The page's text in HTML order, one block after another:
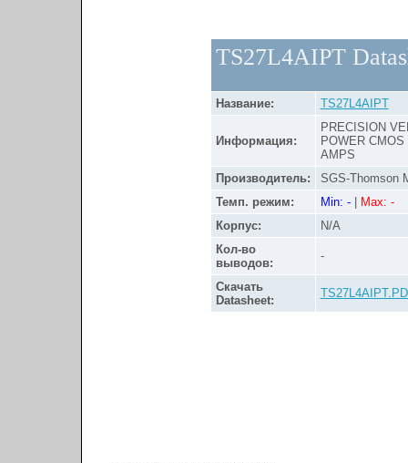
TS27L4AIPT
Название: TS27L4AIPT
Информация:
PRECISION
POWER
AMPS
Производитель:
SGS-Thomson
Темп. режим:
Min: -|
Max: -
Корпус:
N/A
Кол-во
выводов:
-
Скачать
Datasheet: